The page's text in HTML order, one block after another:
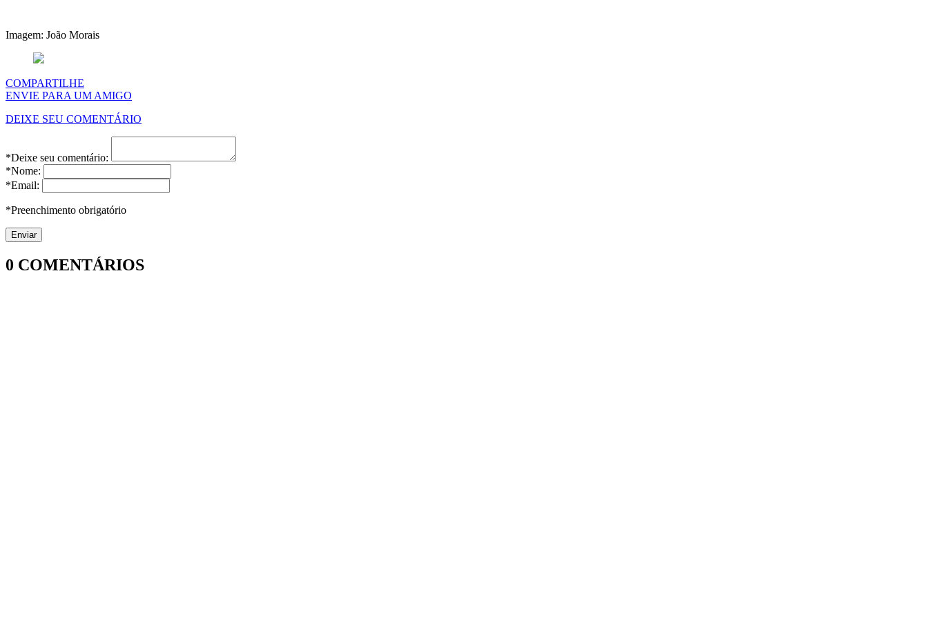
Imagem: João Morais
COMPARTILHE
ENVIE PARA UM AMIGO
DEIXE SEU COMENTÁRIO
*Deixe seu comentário:
*Nome:
*Email:
*Preenchimento obrigatório
0 COMENTÁRIOS